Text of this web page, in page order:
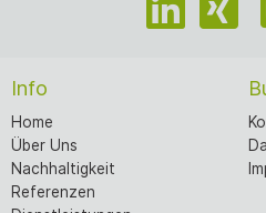
Info
Home
Über Uns
Nachhaltigkeit
Referenzen